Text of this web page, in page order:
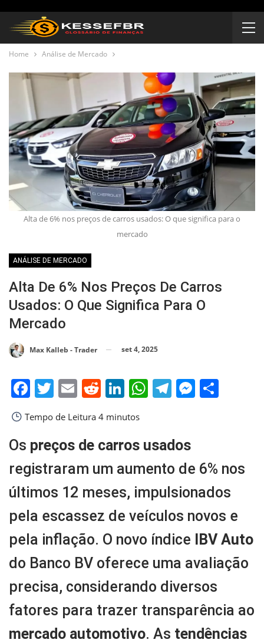
Home Análise de Mercado
Alta de 6% nos preços de carros usados: O que significa para o
mercado
ANÁLISE DE MERCADO
Alta De 6% Nos Preços De Carros
Usados: O Que Significa Para O
Mercado
Max Kalleb - Trader set 4, 2025
Facebook
Twitter
EmailReddit
LinkedIn
WhatsApp
Telegram
Tempo de Leitura 4 minutos
Os preços de carros usados
registraram um aumento de 6% nos
últimos 12 meses, impulsionados
pela escassez de veículos novos e
pela inflação. O novo índice
IBV Auto
do Banco BV oferece uma avaliação
precisa, considerando diversos
fatores para trazer transparência ao
mercado automotivo. As tendências